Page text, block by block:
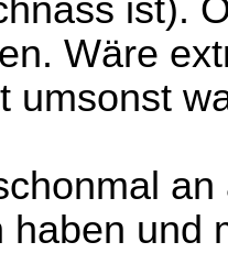
ist).
Wäre
umsonst
haben und